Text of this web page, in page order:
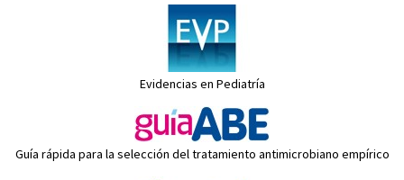
Evidencias en Pediatría
Guía rápida para la selección del tratamiento antimicrobiano empírico